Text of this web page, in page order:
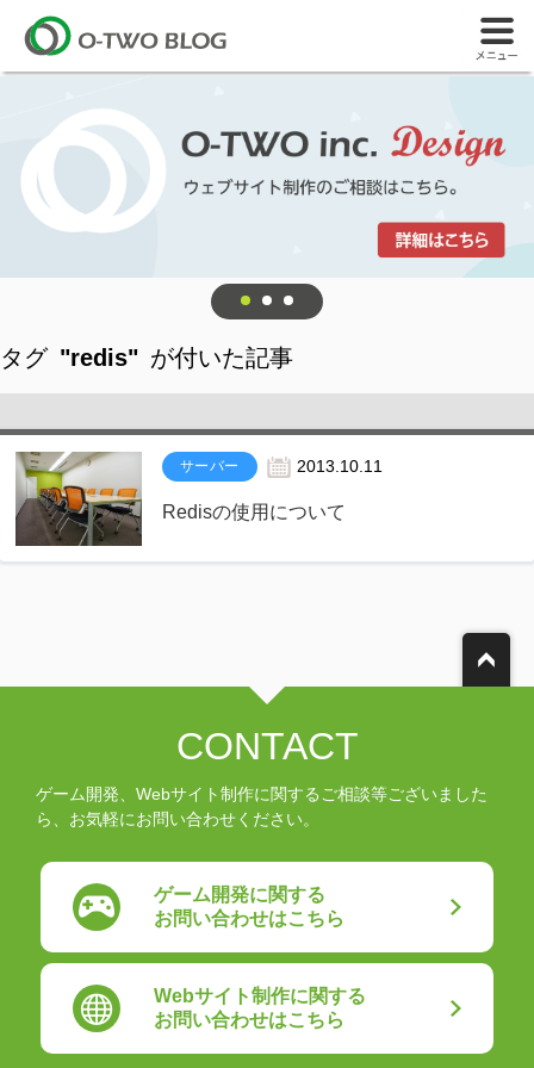
タグ "redis" が付いた記事
サーバー 2013.10.11
Redisの使用について
CONTACT
ゲーム開発、Webサイト制作に関するご相談等ございました
ら、お気軽にお問い合わせください。
ゲーム開発に関する
お問い合わせはこちら
Webサイト制作に関する
お問い合わせはこちら